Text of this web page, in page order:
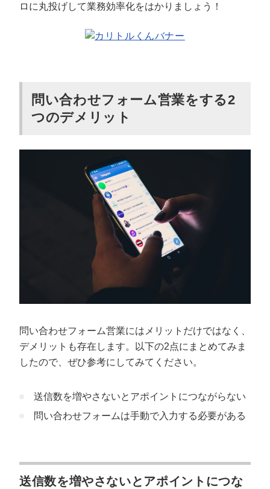
ロに丸投げして業務効率化をはかりましょう！
問い合わせフォーム営業をする2
つのデメリット
問い合わせフォーム営業にはメリットだけではなく、
デメリットも存在します。以下の2点にまとめてみま
したので、ぜひ参考にしてみてください。
送信数を増やさないとアポイントにつながらない
問い合わせフォームは手動で入力する必要がある
送信数を増やさないとアポイントにつな